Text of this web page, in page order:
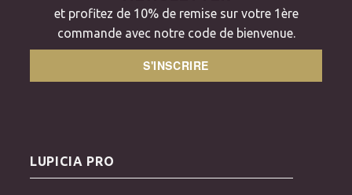
et profitez de 10% de remise sur votre 1ère
commande avec notre code de bienvenue.
S'INSCRIRE
LUPICIA PRO